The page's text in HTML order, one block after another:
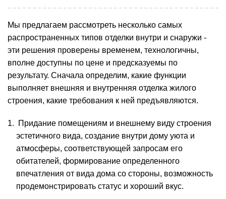
Мы предлагаем рассмотреть несколько самых
распространенных типов отделки внутри и снаружи -
эти решения проверены временем, технологичны,
вполне доступны по цене и предсказуемы по
результату. Сначала определим, какие функции
выполняет внешняя и внутренняя отделка жилого
строения, какие требования к ней предъявляются.
Придание помещениям и внешнему виду строения
эстетичного вида, создание внутри дому уюта и
атмосферы, соответствующей запросам его
обитателей, формирование определенного
впечатления от вида дома со стороны, возможность
продемонстрировать статус и хороший вкус.